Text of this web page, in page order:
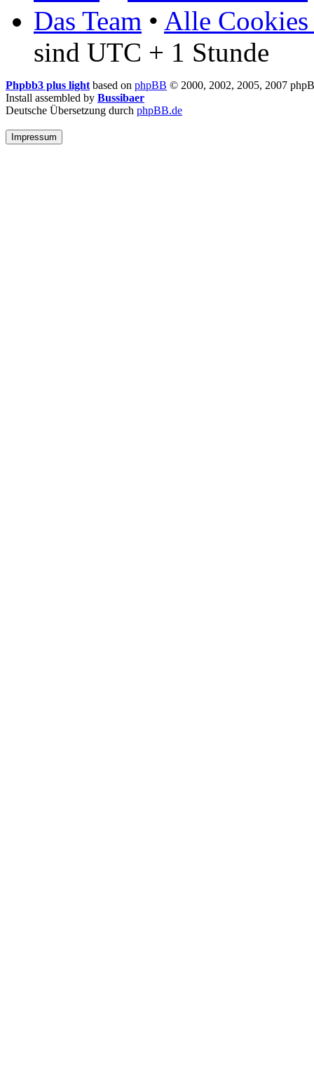
Das Team • Alle Cookies
sind UTC + 1 Stunde
Phpbb3 plus light based on phpBB © 2000, 2002, 2005, 2007
Install assembled by Bussibaer
Deutsche Übersetzung durch phpBB.de